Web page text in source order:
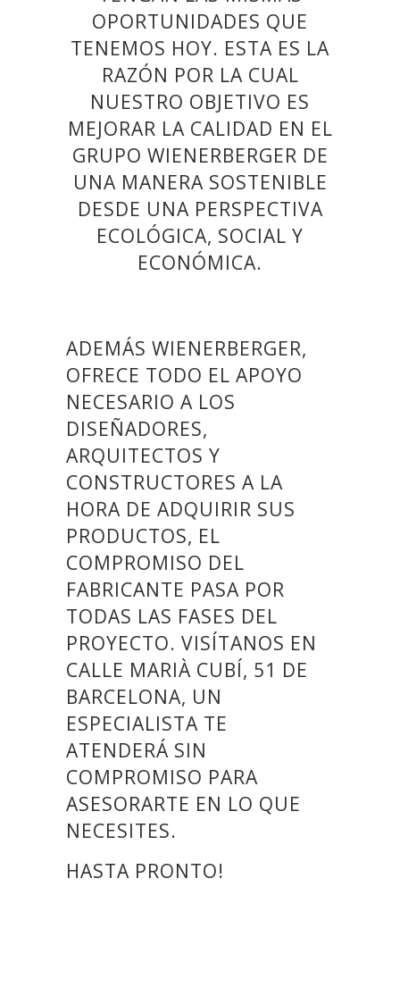
OPORTUNIDADES QUE
TENEMOS HOY. ESTA ES LA
RAZÓN POR LA CUAL
NUESTRO OBJETIVO ES
MEJORAR LA CALIDAD EN EL
GRUPO WIENERBERGER DE
UNA MANERA SOSTENIBLE
DESDE UNA PERSPECTIVA
ECOLÓGICA, SOCIAL Y
ECONÓMICA.
ADEMÁS WIENERBERGER,
OFRECE TODO EL APOYO
NECESARIO A LOS
DISEÑADORES,
ARQUITECTOS Y
CONSTRUCTORES A LA
HORA DE ADQUIRIR SUS
PRODUCTOS, EL
COMPROMISO DEL
FABRICANTE PASA POR
TODAS LAS FASES DEL
PROYECTO. VISÍTANOS EN
CALLE MARIÀ CUBÍ, 51 DE
BARCELONA, UN
ESPECIALISTA TE
ATENDERÁ SIN
COMPROMISO PARA
ASESORARTE EN LO QUE
NECESITES.
HASTA PRONTO!